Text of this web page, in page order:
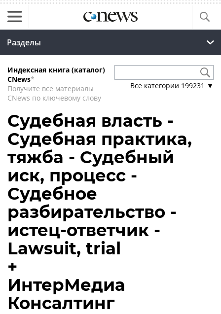
Разделы
Индексная книга (каталог)
CNews*
Получите все материалы
CNews по ключевому слову
Все категории 199231 ▼
Судебная власть -
Судебная практика,
тяжба - Судебный
иск, процесс -
Судебное
разбирательство -
истец-ответчик -
Lawsuit, trial
+
ИнтерМедиа
Консалтинг